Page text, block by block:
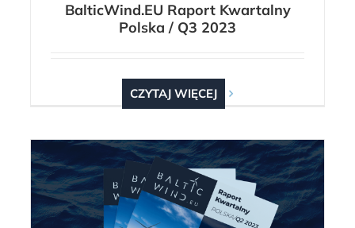
BalticWind.EU Raport Kwartalny
Polska / Q3 2023
CZYTAJ WIĘCEJ